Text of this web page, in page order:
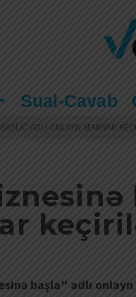
Sual-Cavab
ADLI ONLAYN SEMINAR
başla” adlı